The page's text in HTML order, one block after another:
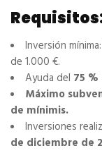
Inversión mínima:
de 1.000 €.
Ayuda del 75
Máximo
de mínimis.
Inversiones
de diciembre de